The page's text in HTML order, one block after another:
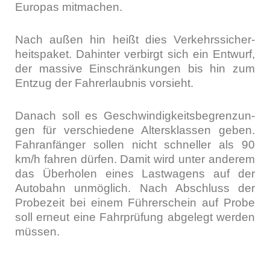
Euro­pas mit­ma­chen.
Nach außen hin heißt dies Ver­kehrs­si­cher­
heits­pa­ket. Dahin­ter ver­birgt sich ein Ent­wurf,
der mas­si­ve Ein­schrän­kun­gen bis hin zum
Ent­zug der Fahr­erlaub­nis vor­sieht.
Danach soll es Geschwin­dig­keits­be­gren­zun­
gen für ver­schie­de­ne Alters­klas­sen geben.
Fahr­an­fän­ger sol­len nicht schnel­ler als 90
km/h fah­ren dür­fen. Damit wird unter ande­rem
das Über­ho­len eines Last­wa­gens auf der
Auto­bahn unmög­lich. Nach Abschluss der
Pro­be­zeit bei einem Füh­rer­schein auf Pro­be
soll erneut eine Fahr­prü­fung abge­legt wer­den
müs­sen.